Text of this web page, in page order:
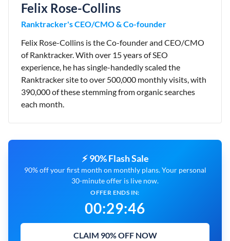
Felix Rose-Collins
Ranktracker's CEO/CMO & Co-founder
Felix Rose-Collins is the Co-founder and CEO/CMO
of Ranktracker. With over 15 years of SEO
experience, he has single-handedly scaled the
Ranktracker site to over 500,000 monthly visits, with
390,000 of these stemming from organic searches
each month.
⚡ 90% Flash Sale
90% off your first month on monthly plans. Your personal
30-minute offer is live now.
OFFER ENDS IN:
00:29:45
CLAIM 90% OFF NOW